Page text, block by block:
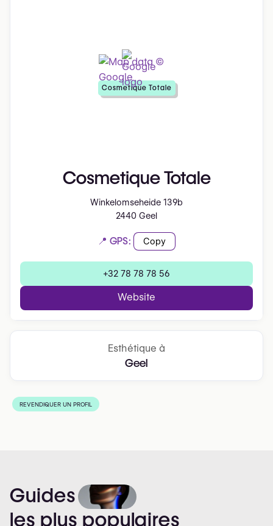
Cosmetique Totale
Winkelomseheide 139b
2440 Geel
📍 GPS: Copy
+32 78 78 78 56
Website
Cosmetique Totale
Esthétique à
Geel
REVENDIQUER UN PROFIL
Guides
les plus populaires